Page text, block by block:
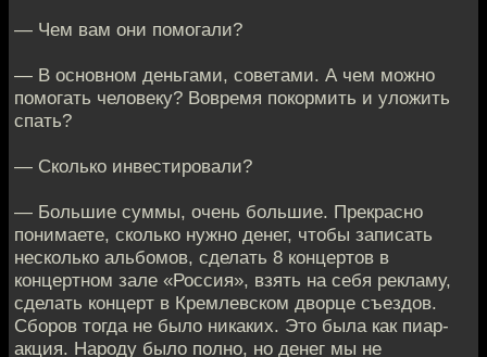
— Чем вам они помогали?
— В основном деньгами, советами. А чем можно
помогать человеку? Вовремя покормить и уложить
спать?
— Сколько инвестировали?
— Большие суммы, очень большие. Прекрасно
понимаете, сколько нужно денег, чтобы записать
несколько альбомов, сделать 8 концертов в
концертном зале «Россия», взять на себя рекламу,
сделать концерт в Кремлевском дворце съездов.
Сборов тогда не было никаких. Это была как пиар-
акция. Народу было полно, но денег мы не